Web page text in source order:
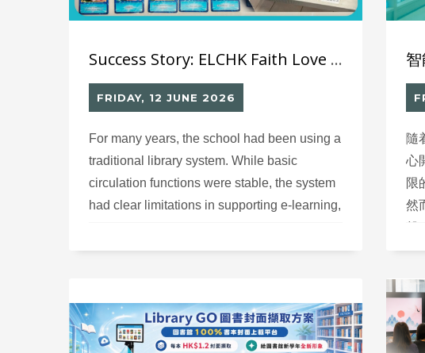
Success Story: ELCHK Faith Love Lutheran School– Library GO Smart Library System
FRIDAY, 12 JUNE 2026
For many years, the school had been using a
traditional library system. While basic
circulation functions were stable, the system
had clear limitations in supporting e-learning,
and the upgrade cost–benefit ratio could not
e‑books and online resources, teachers
needed a smart platform that could manage
隨
心
限
然
應